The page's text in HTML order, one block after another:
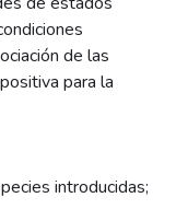
de las
para la
introducidas;